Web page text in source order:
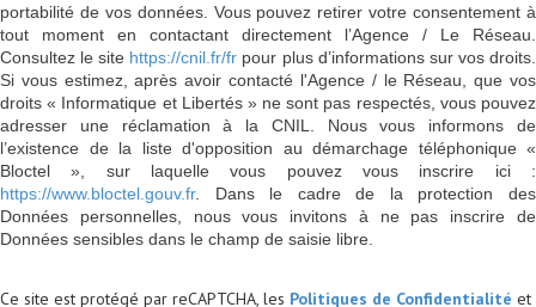
portabilité de vos données. Vous pouvez retirer votre consentement à
tout moment en contactant directement l’Agence / Le Réseau.
Consultez le site https://cnil.fr/fr pour plus d’informations sur vos droits.
Si vous estimez, après avoir contacté l'Agence / le Réseau, que vos
droits « Informatique et Libertés » ne sont pas respectés, vous pouvez
adresser une réclamation à la CNIL. Nous vous informons de
l’existence de la liste d'opposition au démarchage téléphonique «
Bloctel », sur laquelle vous pouvez vous inscrire ici :
https://www.bloctel.gouv.fr. Dans le cadre de la protection des
Données personnelles, nous vous invitons à ne pas inscrire de
Données sensibles dans le champ de saisie libre.
Ce site est protégé par reCAPTCHA, les Politiques de Confidentialité et